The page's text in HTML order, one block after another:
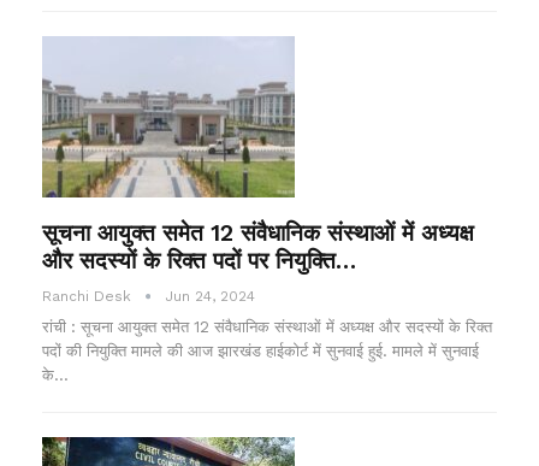
सूचना आयुक्त समेत 12 संवैधानिक संस्थाओं में अध्यक्ष
और सदस्यों के रिक्त पदों पर नियुक्ति…
Ranchi Desk Jun 24, 2024
रांची : सूचना आयुक्त समेत 12 संवैधानिक संस्थाओं में अध्यक्ष और सदस्यों के रिक्त
पदों की नियुक्ति मामले की आज झारखंड हाईकोर्ट में सुनवाई हुई. मामले में सुनवाई
के…